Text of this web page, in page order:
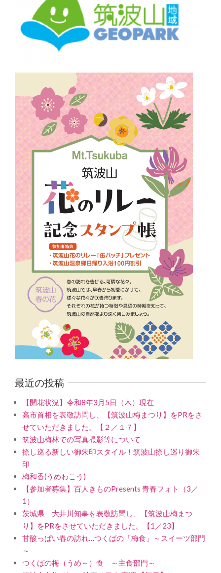
最近の投稿
【開花状況】令和8年3月5日（木）現在
高市首相を表敬訪問し、【筑波山梅まつり】をPRをさ
せていただきました。【２／１７】
筑波山梅林での写真撮影等について
捺し巡る新しい御朱印スタイル！筑波山捺し巡り御朱
印
梅和香(うめわこう)
【参加者募集】百人きものPresents 青春フォト（3／
1）
茨城県 大井川知事を表敬訪問し、【筑波山梅まつ
り】をPRをさせていただきました。【1／23】
甘酸っぱい春の訪れ…つくばの「梅食」～スイーツ部門
～
つくばの梅（うめ～）食 ～主食部門～